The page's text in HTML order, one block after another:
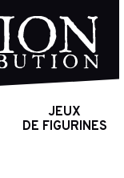
JEUX
DE FIGURINES